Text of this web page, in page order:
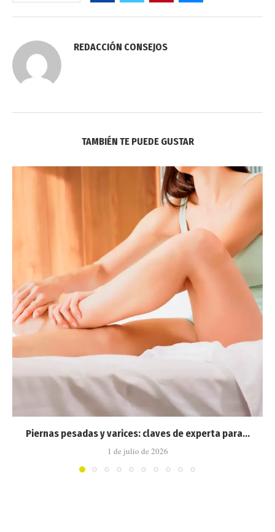
REDACCIÓN CONSEJOS
TAMBIÉN TE PUEDE GUSTAR
Piernas pesadas y varices: claves de experta para...
1 de julio de 2026